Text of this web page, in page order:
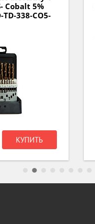
№60 ВИЗ
КУПИТЬ